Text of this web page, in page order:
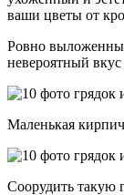
ваши цветы от
Ровно
невероятный вкус
Маленькая
Соорудить такую